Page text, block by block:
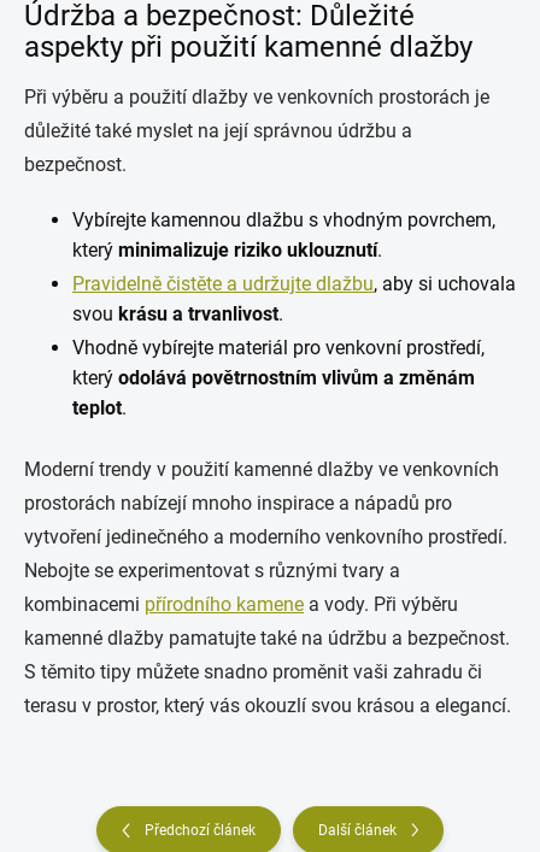
Údržba a bezpečnost: Důležité
aspekty při použití kamenné dlažby
Při výběru a použití dlažby ve venkovních prostorách je
důležité také myslet na její správnou údržbu a
bezpečnost.
Vybírejte kamennou dlažbu s vhodným povrchem,
který minimalizuje riziko uklouznutí.
Pravidelně čistěte a udržujte dlažbu, aby si uchovala
svou krásu a trvanlivost.
Vhodně vybírejte materiál pro venkovní prostředí,
který odolává povětrnostním vlivům a změnám
teplot.
Moderní trendy v použití kamenné dlažby ve venkovních
prostorách nabízejí mnoho inspirace a nápadů pro
vytvoření jedinečného a moderního venkovního prostředí.
Nebojte se experimentovat s různými tvary a
kombinacemi přírodního kamene a vody. Při výběru
kamenné dlažby pamatujte také na údržbu a bezpečnost.
S těmito tipy můžete snadno proměnit vaši zahradu či
terasu v prostor, který vás okouzlí svou krásou a elegancí.
Předchozí článek Další článek